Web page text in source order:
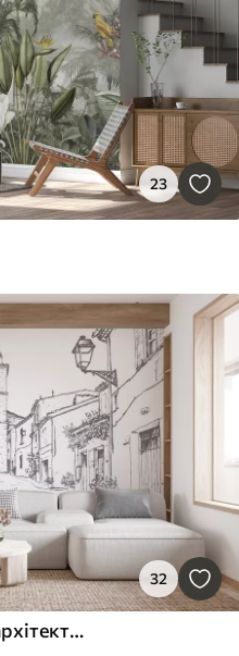
23
32
Міська вулиця, красива архітектура, будівлі, Середземномор'я, лінійний малюнок, бежевий колір